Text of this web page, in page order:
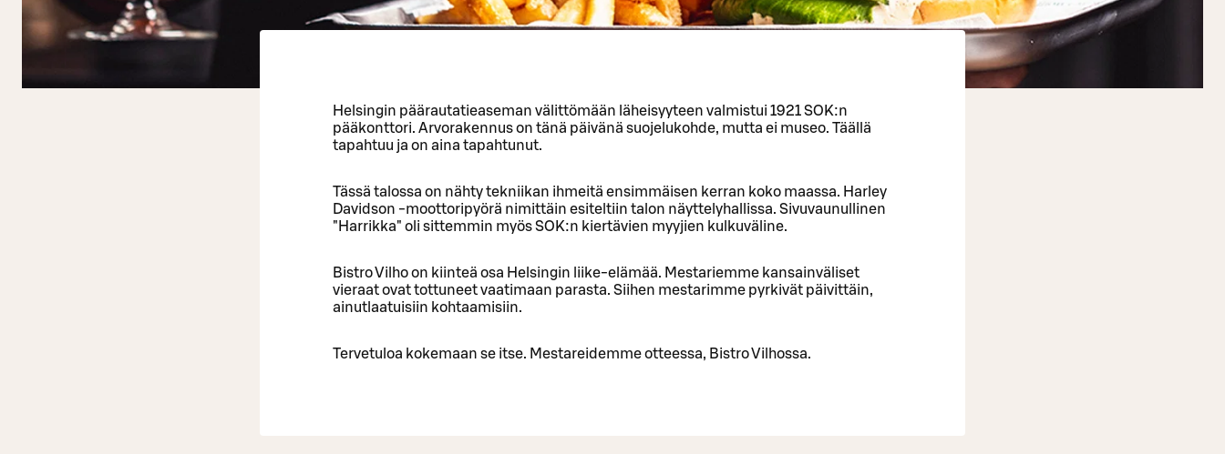
Helsingin päärautatieaseman välittömään läheisyyteen valmistui 1921 SOK:n
pääkonttori. Arvorakennus on tänä päivänä suojelukohde, mutta ei museo. Täällä
tapahtuu ja on aina tapahtunut.
Tässä talossa on nähty tekniikan ihmeitä ensimmäisen kerran koko maassa. Harley
Davidson -moottoripyörä nimittäin esiteltiin talon näyttelyhallissa. Sivuvaunullinen
"Harrikka" oli sittemmin myös SOK:n kiertävien myyjien kulkuväline.
Bistro Vilho on kiinteä osa Helsingin liike-elämää. Mestariemme kansainväliset
vieraat ovat tottuneet vaatimaan parasta. Siihen mestarimme pyrkivät päivittäin,
ainutlaatuisiin kohtaamisiin.
Tervetuloa kokemaan se itse. Mestareidemme otteessa, Bistro Vilhossa.